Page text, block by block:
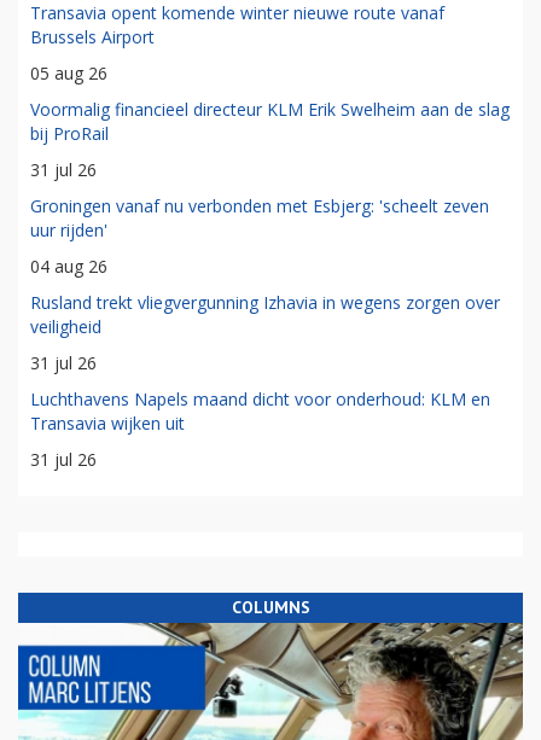
Transavia opent komende winter nieuwe route vanaf
Brussels Airport
05 aug 26
Voormalig financieel directeur KLM Erik Swelheim aan de slag
bij ProRail
31 jul 26
Groningen vanaf nu verbonden met Esbjerg: 'scheelt zeven
uur rijden'
04 aug 26
Rusland trekt vliegvergunning Izhavia in wegens zorgen over
veiligheid
31 jul 26
Luchthavens Napels maand dicht voor onderhoud: KLM en
Transavia wijken uit
31 jul 26
COLUMNS